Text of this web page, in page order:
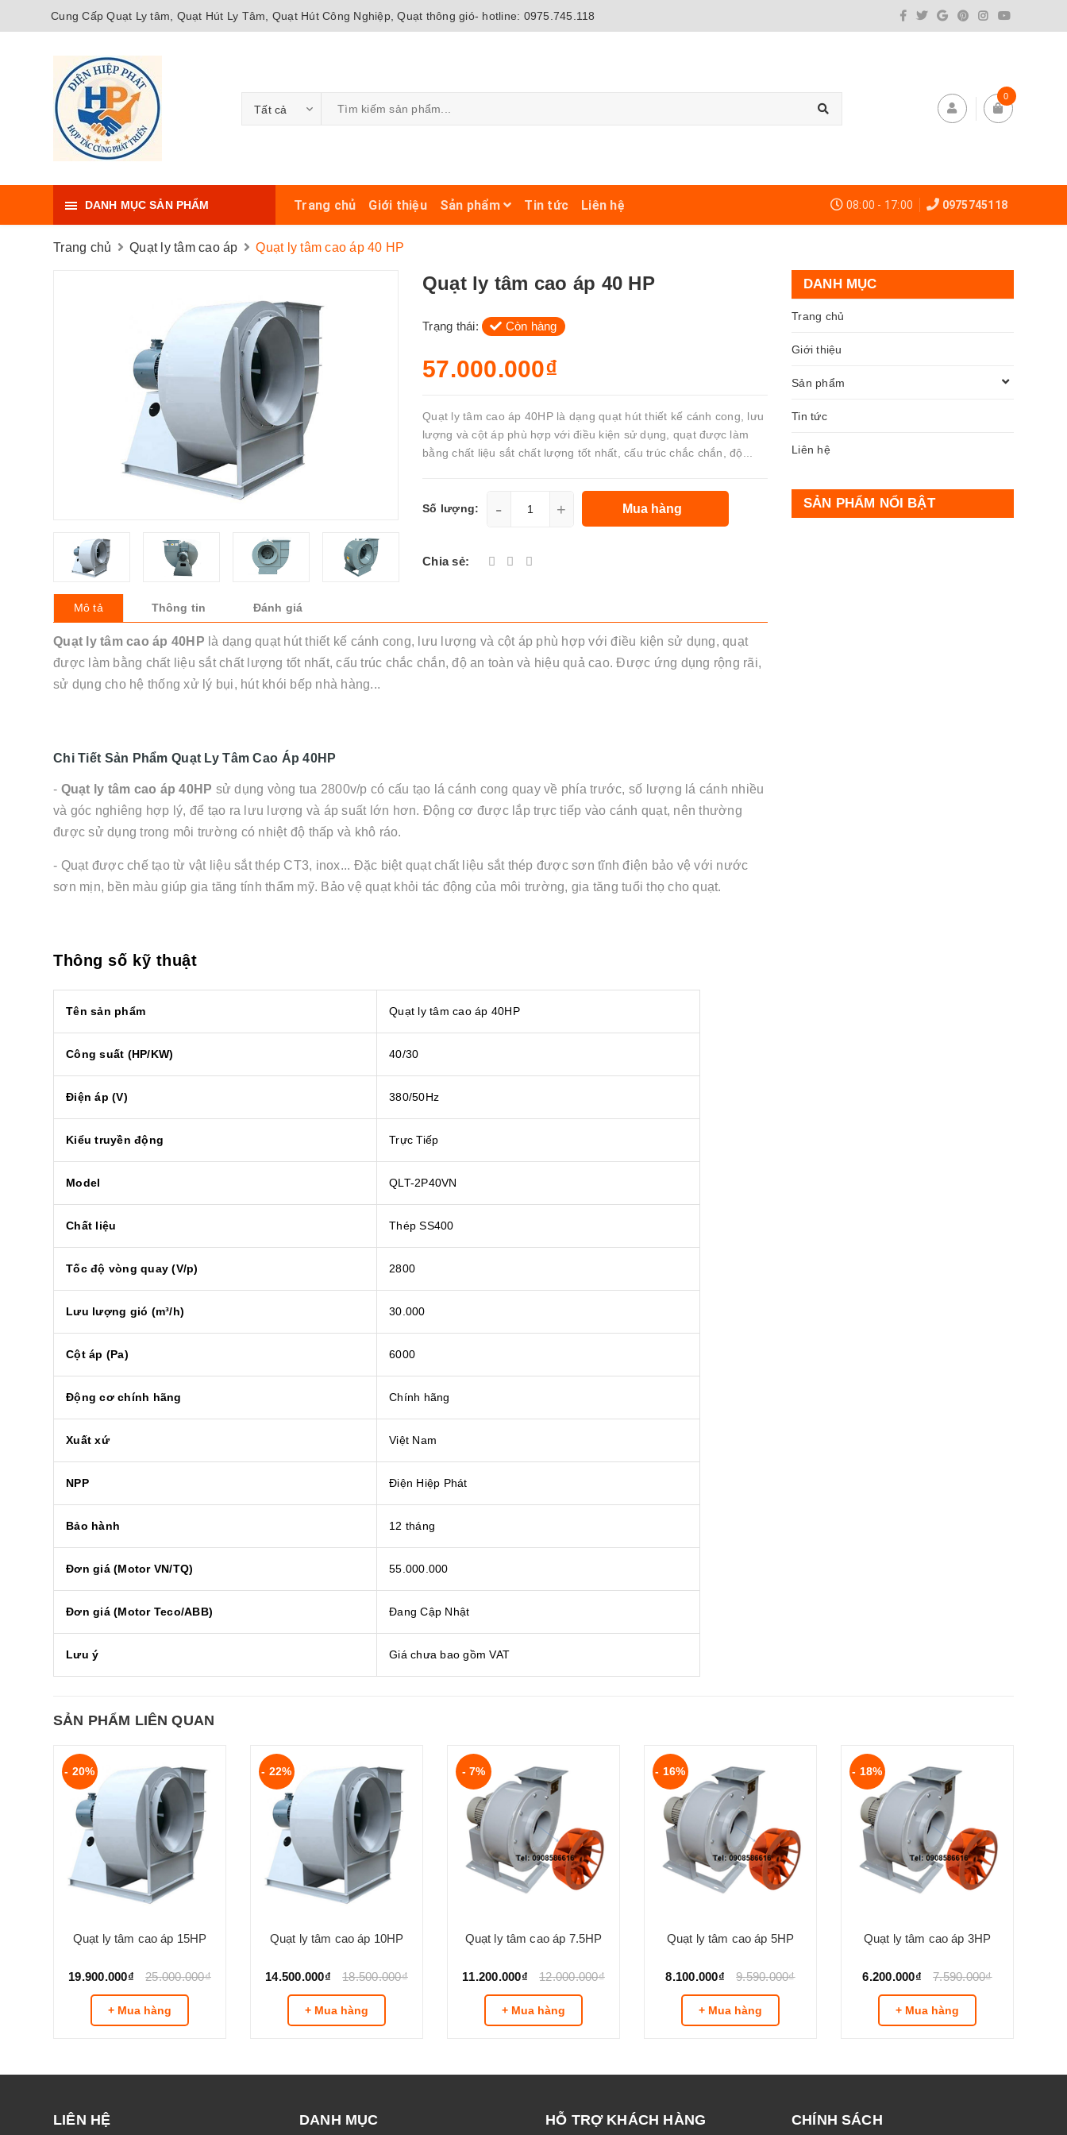
Cung Cấp Quạt Ly tâm, Quạt Hút Ly Tâm, Quạt Hút Công Nghiệp, Quạt thông gió- hotline: 0975.745.118
Tất cả
0
DANH MỤC SẢN PHẨM Trang chủ Giới thiệu Sản phẩm Tin tức Liên hệ 08:00 - 17:00 0975745118
Trang chủ Quạt ly tâm cao áp Quạt ly tâm cao áp 40 HP
Quạt ly tâm cao áp 40 HP
Trạng thái: Còn hàng
57.000.000₫
Quạt ly tâm cao áp 40HP là dạng quạt hút thiết kế cánh cong, lưu
lượng và cột áp phù hợp với điều kiện sử dụng, quạt được làm
bằng chất liệu sắt chất lượng tốt nhất, cấu trúc chắc chắn, độ...
Số lượng: - + Mua hàng
Chia sẻ:
Mô tả Thông tin Đánh giá
Quạt ly tâm cao áp 40HP là dạng quạt hút thiết kế cánh cong, lưu lượng và cột áp phù hợp với điều kiện sử dụng, quạt
được làm bằng chất liệu sắt chất lượng tốt nhất, cấu trúc chắc chắn, độ an toàn và hiệu quả cao. Được ứng dụng rộng rãi,
sử dụng cho hệ thống xử lý bụi, hút khói bếp nhà hàng...
Chi Tiết Sản Phẩm Quạt Ly Tâm Cao Áp 40HP
- Quạt ly tâm cao áp 40HP sử dụng vòng tua 2800v/p có cấu tạo lá cánh cong quay về phía trước, số lượng lá cánh nhiều
và góc nghiêng hợp lý, để tạo ra lưu lượng và áp suất lớn hơn. Động cơ được lắp trực tiếp vào cánh quạt, nên thường
được sử dụng trong môi trường có nhiệt độ thấp và khô ráo.
- Quạt được chế tạo từ vật liệu sắt thép CT3, inox... Đặc biệt quạt chất liệu sắt thép được sơn tĩnh điện bảo vệ với nước
sơn mịn, bền màu giúp gia tăng tính thẩm mỹ. Bảo vệ quạt khỏi tác động của môi trường, gia tăng tuổi thọ cho quạt.
Thông số kỹ thuật
Tên sản phẩm Quạt ly tâm cao áp 40HP
Công suất (HP/KW) 40/30
Điện áp (V) 380/50Hz
Kiểu truyền động Trực Tiếp
Model QLT-2P40VN
Chất liệu Thép SS400
Tốc độ vòng quay (V/p) 2800
Lưu lượng gió (m³/h) 30.000
Cột áp (Pa) 6000
Động cơ chính hãng Chính hãng
Xuất xứ Việt Nam
NPP Điện Hiệp Phát
Bảo hành 12 tháng
Đơn giá (Motor VN/TQ) 55.000.000
Đơn giá (Motor Teco/ABB) Đang Cập Nhật
Lưu ý Giá chưa bao gồm VAT
DANH MỤC
Trang chủ
Giới thiệu
Sản phẩm
Tin tức
Liên hệ
SẢN PHẨM NỔI BẬT
SẢN PHẨM LIÊN QUAN
- 20%
Quạt ly tâm cao áp 15HP
19.900.000₫ 25.000.000₫
+ Mua hàng
- 22%
Quạt ly tâm cao áp 10HP
14.500.000₫ 18.500.000₫
+ Mua hàng
- 7%
Quạt ly tâm cao áp 7.5HP
11.200.000₫ 12.000.000₫
+ Mua hàng
- 16%
Quạt ly tâm cao áp 5HP
8.100.000₫ 9.590.000₫
+ Mua hàng
- 18%
Quạt ly tâm cao áp 3HP
6.200.000₫ 7.590.000₫
+ Mua hàng
LIÊN HỆ DANH MỤC HỖ TRỢ KHÁCH HÀNG CHÍNH SÁCH